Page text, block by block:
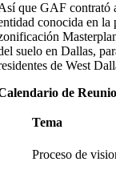
que GAF contrató
conocida en
suelo en Dallas,
de West
de
Tema
Proceso de